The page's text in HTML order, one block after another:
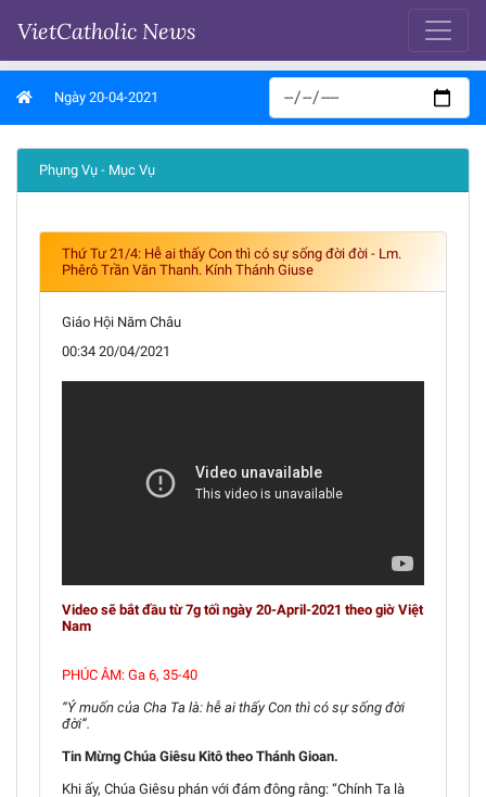
VietCatholic News
Ngày 20-04-2021
Phụng Vụ - Mục Vụ
Thứ Tư 21/4: Hễ ai thấy Con thì có sự sống đời đời - Lm.
Phêrô Trần Văn Thanh. Kính Thánh Giuse
Giáo Hội Năm Châu
00:34 20/04/2021
Video sẽ bắt đầu từ 7g tối ngày 20-April-2021 theo giờ Việt
Nam
PHÚC ÂM: Ga 6, 35-40
“Ý muốn của Cha Ta là: hễ ai thấy Con thì có sự sống đời
đời”.
Tin Mừng Chúa Giêsu Kitô theo Thánh Gioan.
Khi ấy, Chúa Giêsu phán với đám đông rằng: “Chính Ta là